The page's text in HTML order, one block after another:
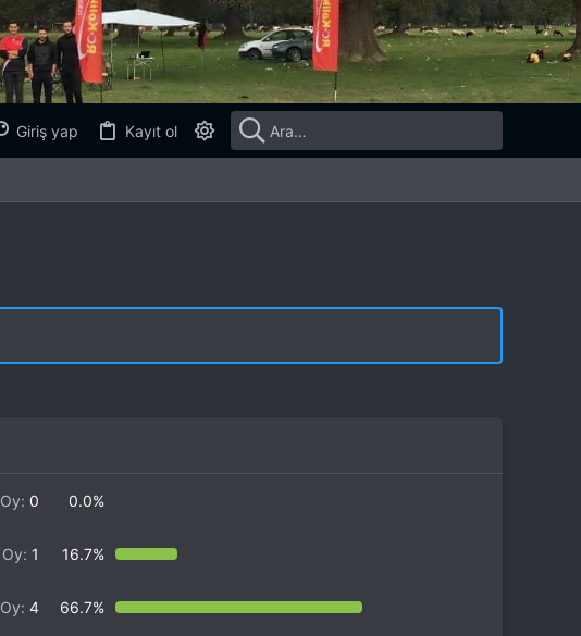
Giriş yap Kayıt ol
Oy: 0 0.0%
Oy: 1 16.7%
Oy: 4 66.7%